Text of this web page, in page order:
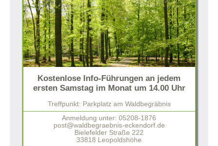
Kostenlose Info-Führungen an jedem
ersten Samstag im Monat um 14.00 Uhr
Treffpunkt: Parkplatz am Waldbegräbnis
Anmeldung unter: 05208-1876
post@waldbegraebnis-eckendorf.de
Bielefelder Straße 222
33818 Leopoldshöhe